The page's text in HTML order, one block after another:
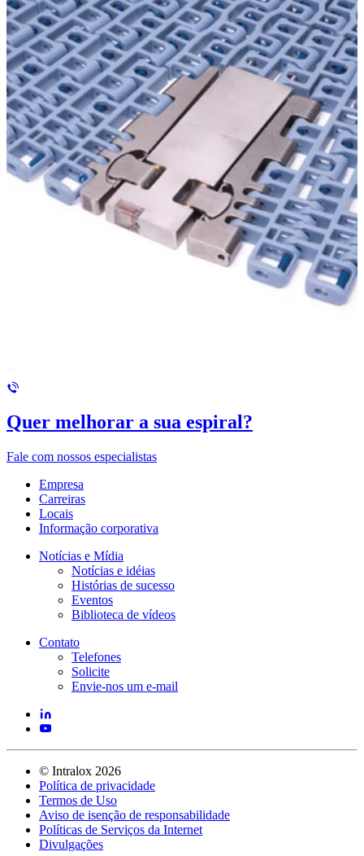
Quer melhorar a sua espiral?
Fale com nossos especialistas
Empresa
Carreiras
Locais
Informação corporativa
Notícias e Mídia
Notícias e idéias
Histórias de sucesso
Eventos
Biblioteca de vídeos
Contato
Telefones
Solicite
Envie-nos um e-mail
© Intralox 2026
Política de privacidade
Termos de Uso
Aviso de isenção de responsabilidade
Políticas de Serviços da Internet
Divulgações